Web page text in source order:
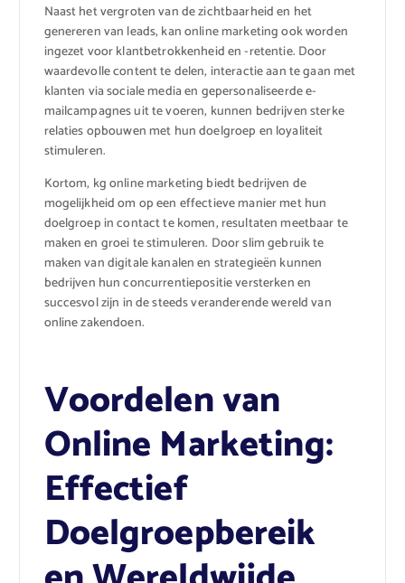
Naast het vergroten van de zichtbaarheid en het
genereren van leads, kan online marketing ook worden
ingezet voor klantbetrokkenheid en -retentie. Door
waardevolle content te delen, interactie aan te gaan met
klanten via sociale media en gepersonaliseerde e-
mailcampagnes uit te voeren, kunnen bedrijven sterke
relaties opbouwen met hun doelgroep en loyaliteit
stimuleren.
Kortom, kg online marketing biedt bedrijven de
mogelijkheid om op een effectieve manier met hun
doelgroep in contact te komen, resultaten meetbaar te
maken en groei te stimuleren. Door slim gebruik te
maken van digitale kanalen en strategieën kunnen
bedrijven hun concurrentiepositie versterken en
succesvol zijn in de steeds veranderende wereld van
online zakendoen.
Voordelen van
Online Marketing:
Effectief
Doelgroepbereik